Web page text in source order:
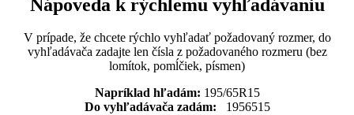
Nápoveda k rýchlemu vyhľadávaniu
V prípade, že chcete rýchlo vyhľadať požadovaný rozmer, do
vyhľadávača zadajte len čísla z požadovaného rozmeru (bez
lomítok, pomĺčiek, písmen)
Napríklad hľadám: 195/65R15
Do vyhľadávača zadám: 1956515